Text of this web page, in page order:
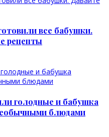
все бабушки.
рецепты
голодные и бабушка
блюдами